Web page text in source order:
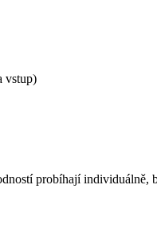
vstup)
probíhají individuálně,